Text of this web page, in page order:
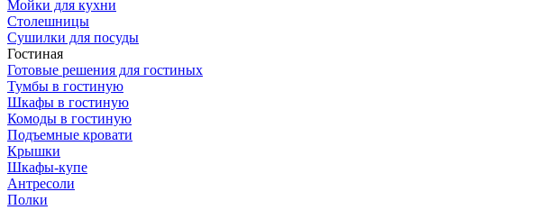
Мойки для кухни
Столешницы
Сушилки для посуды
Гостиная
Готовые решения для гостиных
Тумбы в гостиную
Шкафы в гостиную
Комоды в гостиную
Подъемные кровати
Крышки
Шкафы-купе
Антресоли
Полки